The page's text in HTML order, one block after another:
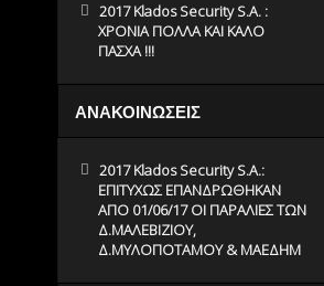
2014
2012
2017
2017 Klados Security S.A. :
ΧΡΟΝΙΑ ΠΟΛΛΑ ΚΑΙ ΚΑΛΟ
ΠΑΣΧΑ !!!
ΑΝΑΚΟΙΝΩΣΕΙΣ
2017 Klados Security S.A.:
ΕΠΙΤΥΧΩΣ ΕΠΑΝΔΡΩΘΗΚΑΝ
ΑΠΟ 01/06/17 ΟΙ ΠΑΡΑΛΙΕΣ ΤΩΝ
Δ.ΜΑΛΕΒΙΖΙΟΥ,
Δ.ΜΥΛΟΠΟΤΑΜΟΥ & ΜΑΕΔΗΜ